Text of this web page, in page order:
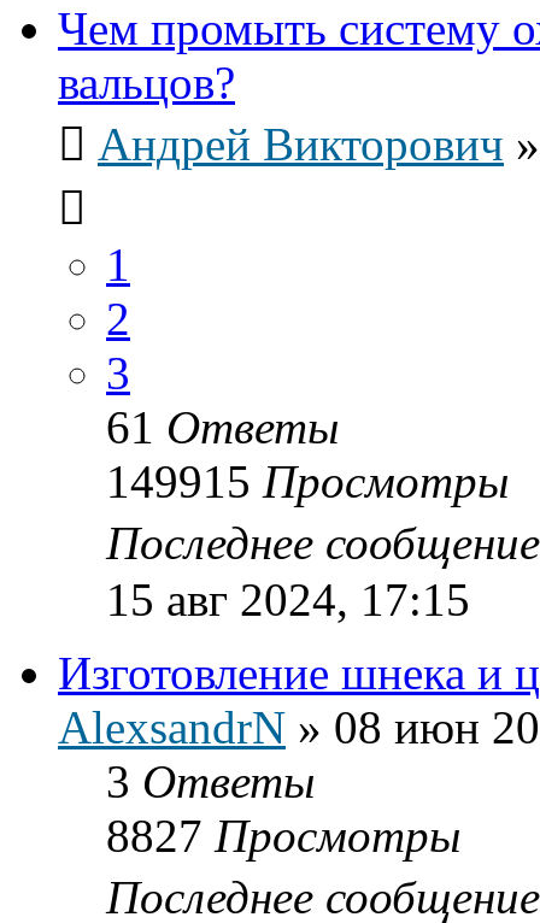
Чем промыть систему
вальцов?
Андрей Викторович
1
2
3
61 Ответы
149915 Просмотры
Последнее
15 авг 2024, 17:15
Изготовление шнека и
AlexsandrN » 08 июн
3 Ответы
8827 Просмотры
Последнее